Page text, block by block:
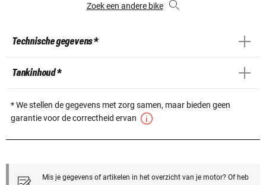
Zoek een andere bike
Technische gegevens *
Tankinhoud *
* We stellen de gegevens met zorg samen, maar bieden geen
garantie voor de correctheid ervan
Mis je gegevens of artikelen in het overzicht van je motor? Of heb